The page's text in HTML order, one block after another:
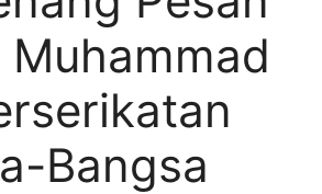
Muhammad
Bangsa